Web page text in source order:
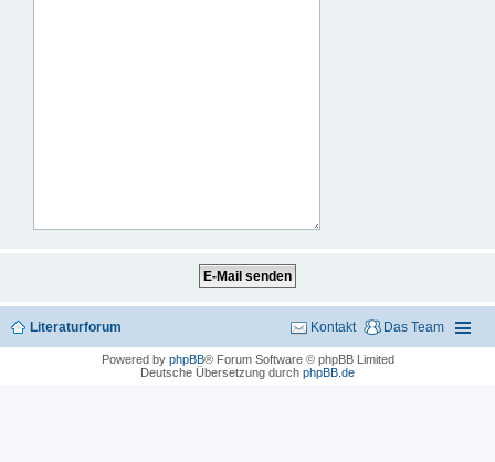
Literaturforum Das Team
Kontakt
Powered by phpBB® Forum Software © phpBB Limited
Deutsche Übersetzung durch phpBB.de